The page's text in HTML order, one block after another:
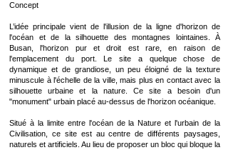
Concept
L’idée principale vient de l'illusion de la ligne d'horizon de
l'océan et de la silhouette des montagnes lointaines. À
Busan, l'horizon pur et droit est rare, en raison de
l'emplacement du port. Le site a quelque chose de
dynamique et de grandiose, un peu éloigné de la texture
minuscule à l'échelle de la ville, mais plus en contact avec la
silhouette urbaine et la nature. Ce site a besoin d'un
"monument" urbain placé au-dessus de l'horizon océanique.
Situé à la limite entre l'océan de la Nature et l'urbain de la
Civilisation, ce site est au centre de différents paysages,
naturels et artificiels. Au lieu de proposer un bloc qui bloque la